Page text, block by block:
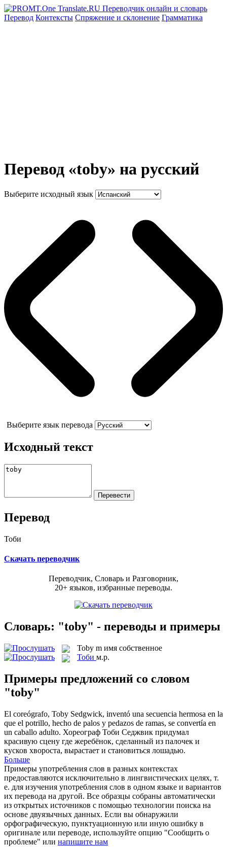
Перевод Контексты Спряжение и склонение Грамматика
Перевод «toby» на русский
Выберите исходный язык
Выберите язык перевода
Исходный текст
Перевод
Тоби
Скачать переводчик
Переводчик, Словарь и Разговорник,
20+ языков, избранные переводы.
Словарь: "toby" - переводы и примеры
Toby m имя собственное
Тоби м.р.
Примеры предложений со словом
"toby"
El coreógrafo, Toby Sedgwick, inventó una secuencia hermosa en la
que el potrillo, hecho de palos y pedazos de ramas, se convertía en
un caballo adulto. Хореограф Тоби Седжвик придумал
красивую сцену где жеребёнок, сделанный из палочек и
кусков хвороста, вырастает и становиться лошадью.
Больше
Примеры употребления слов в разных контекстах
предоставляются исключительно в лингвистических целях, т.
е. для изучения употребления слов в одном языке и вариантов
их перевода на другой. Все образцы собраны автоматически
из открытых источников с помощью технологии поиска на
основе двуязычных данных. Если вы обнаружили
орфографическую, пунктуационную или иную ошибку в
оригинале или переводе, используйте опцию "Сообщить о
проблеме" или напишите нам